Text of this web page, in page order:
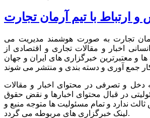
و ارتباط با تیم آرمان تجارت
تجارت به صورت هوشمند مدیریت می
اخبار و مقالات تجاری و اقتصادی از
و معتبرترین خبرگزاری های ایران و جهان
دخل و تصرفی در محتوای اخبار و مقالات
در قبال محتوای اخبارها و نقض حقوق
ندارد و تمام مسئولیت ها متوجه منبع و
لینک خبرگزاری های مربوطه می گردد.